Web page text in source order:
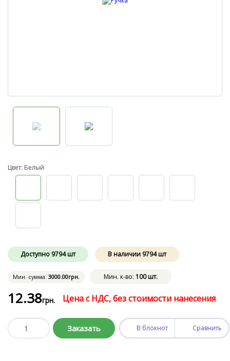
Цвет: Белый
Доступно 9794 шт В наличии 9794шт
Мин. сумма: 3000.00грн. Мин. к-во: 100 шт.
12.38грн. Цена с НДС, без стоимости нанесения
Заказать В блокнот Сравнить